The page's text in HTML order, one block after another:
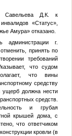
Савельева Д.К. к
«Статус»,
Амура» отказано.
администрации г.
принять по
требований
что судом
что вины
средству
ущерб должна нести
средств.
и грубая
крышей дома, с
что ответчиком
кровли (в